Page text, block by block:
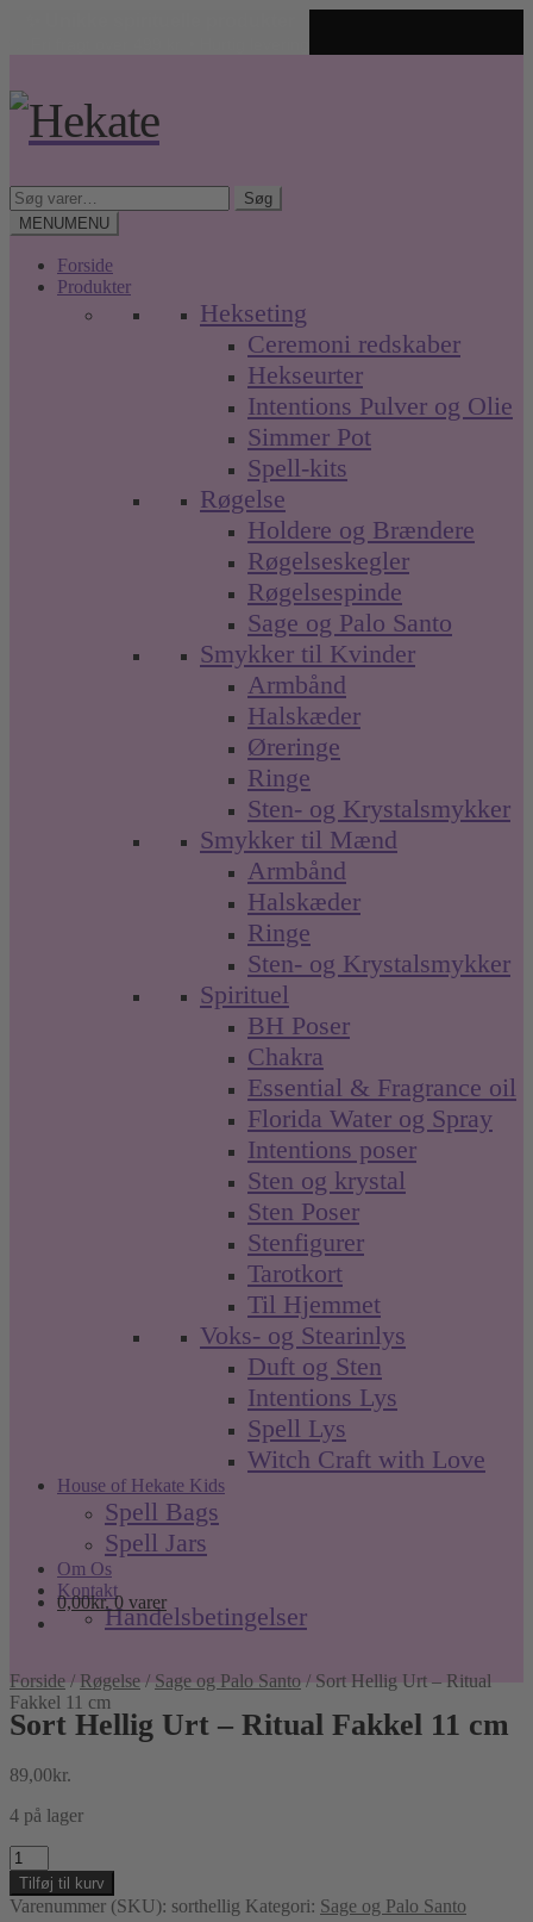
navigation
indhold
Søg
efter:
Søg
MENUMENU
Forside
Produkter
Hekseting
Ceremoni redskaber
Hekseurter
Intentions Pulver og Olie
Simmer Pot
Spell-kits
Røgelse
Holdere og Brændere
Røgelseskegler
Røgelsespinde
Sage og Palo Santo
Smykker til Kvinder
Armbånd
Halskæder
Øreringe
Ringe
Sten- og Krystalsmykker
Smykker til Mænd
Armbånd
Halskæder
Ringe
Sten- og Krystalsmykker
Spirituel
BH Poser
Chakra
Essential & Fragrance oil
Florida Water og Spray
Intentions poser
Sten og krystal
Sten Poser
Stenfigurer
Tarotkort
Til Hjemmet
Voks- og Stearinlys
Duft og Sten
Intentions Lys
Spell Lys
Witch Craft with Love
House of Hekate Kids
Spell Bags
Spell Jars
Om Os
Kontakt
Handelsbetingelser
0,00kr. 0 varer
Forside /Røgelse / Sage og Palo Santo / Sort Hellig Urt – Ritual
Fakkel 11 cm
Sort Hellig Urt – Ritual Fakkel 11 cm
89,00kr.
4 på lager
Sort
Hellig
Urt
Tilføj til kurv
Varenummer (SKU): sorthellig Kategori: Sage og Palo Santo